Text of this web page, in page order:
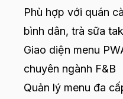
Phù hợp với quán
bình dân, trà sữa
Giao diện menu
chuyên ngành F&B
Quản lý menu đa